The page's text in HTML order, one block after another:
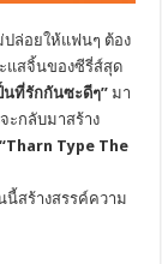
ปล่อยให้แฟนๆ ต้อง
แสจิ้นของซีรี่ส์สุด
นที่รักกันซะดีๆ”มา
จะกลับมาสร้าง
“Tharn Type The
นี้สร้างสรรค์ความ